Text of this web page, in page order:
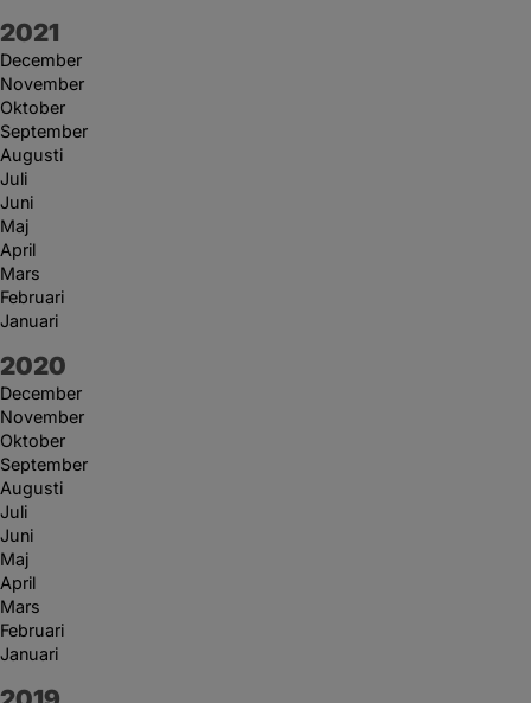
År:
2021
December
November
Oktober
September
Augusti
Juli
Juni
Maj
April
Mars
Februari
Januari
År:
2020
December
November
Oktober
September
Augusti
Juli
Juni
Maj
April
Mars
Februari
Januari